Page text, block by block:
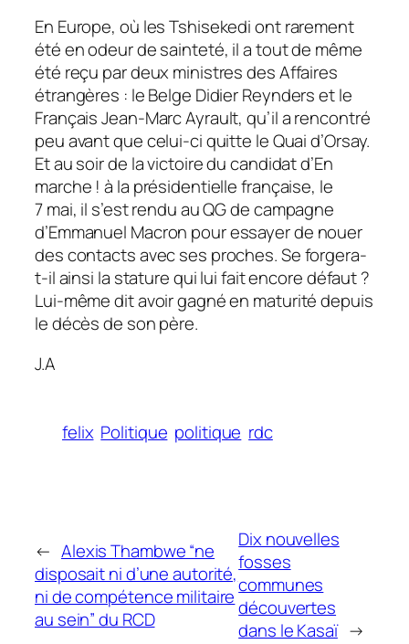
En Europe, où les Tshisekedi ont rarement
été en odeur de sainteté, il a tout de même
été reçu par deux ministres des Affaires
étrangères : le Belge Didier Reynders et le
Français Jean-Marc Ayrault, qu’il a rencontré
peu avant que celui-ci quitte le Quai d’Orsay.
Et au soir de la victoire du candidat d’En
marche ! à la présidentielle française, le
7 mai, il s’est rendu au QG de campagne
d’Emmanuel Macron pour essayer de nouer
des contacts avec ses proches. Se forgera-
t-il ainsi la stature qui lui fait encore défaut ?
Lui-même dit avoir gagné en maturité depuis
le décès de son père.
J.A
felix Politique politique rdc
← Alexis Thambwe “ne
disposait ni d’une autorité,
ni de compétence militaire
au sein” du RCD
Dix nouvelles
fosses
communes
découvertes
dans le Kasaï →